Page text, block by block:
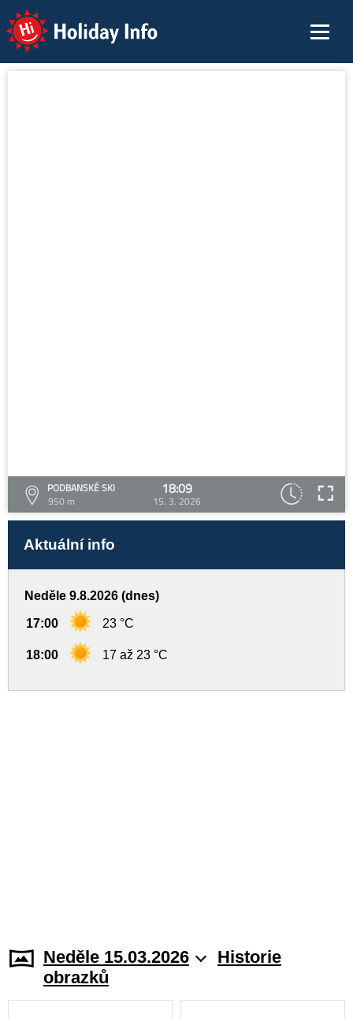
Holiday Info
PODBANSKÉ SKI
950 m
18:09
15. 3. 2026
Aktuální info
Neděle 9.8.2026 (dnes)
17:00 23 °C
18:00 17 až 23 °C
Neděle 15.03.2026
Historie
obrazků